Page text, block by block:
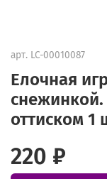
арт. LC-00010087
Елочная
оттиском 1
220 ₽